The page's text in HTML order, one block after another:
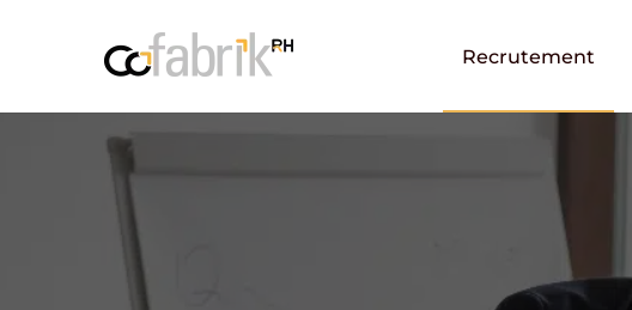
Recrutement